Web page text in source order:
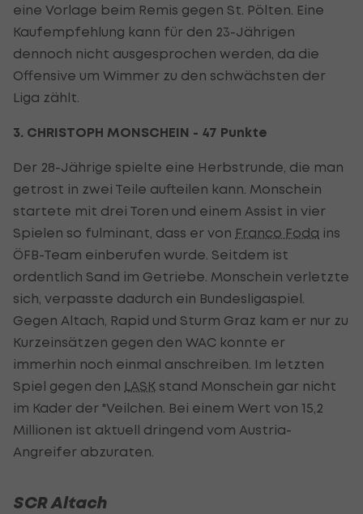
eine Vorlage beim Remis gegen St. Pölten. Eine
Kaufempfehlung kann für den 23-Jährigen
dennoch nicht ausgesprochen werden, da die
Offensive um Wimmer zu den schwächsten der
Liga zählt.
3. CHRISTOPH MONSCHEIN - 47 Punkte
Der 28-Jährige spielte eine Herbstrunde, die man
getrost in zwei Teile aufteilen kann. Monschein
startete mit drei Toren und einem Assist in vier
Spielen so fulminant, dass er von Franco Foda ins
ÖFB-Team einberufen wurde. Seitdem ist
ordentlich Sand im Getriebe. Monschein verletzte
sich, verpasste dadurch ein Bundesligaspiel.
Gegen Altach, Rapid und Sturm Graz kam er nur zu
Kurzeinsätzen gegen den WAC konnte er
immerhin noch einmal anschreiben. Im letzten
Spiel gegen den LASK stand Monschein gar nicht
im Kader der "Veilchen. Bei einem Wert von 15,2
Millionen ist aktuell dringend vom Austria-
Angreifer abzuraten.
SCR Altach